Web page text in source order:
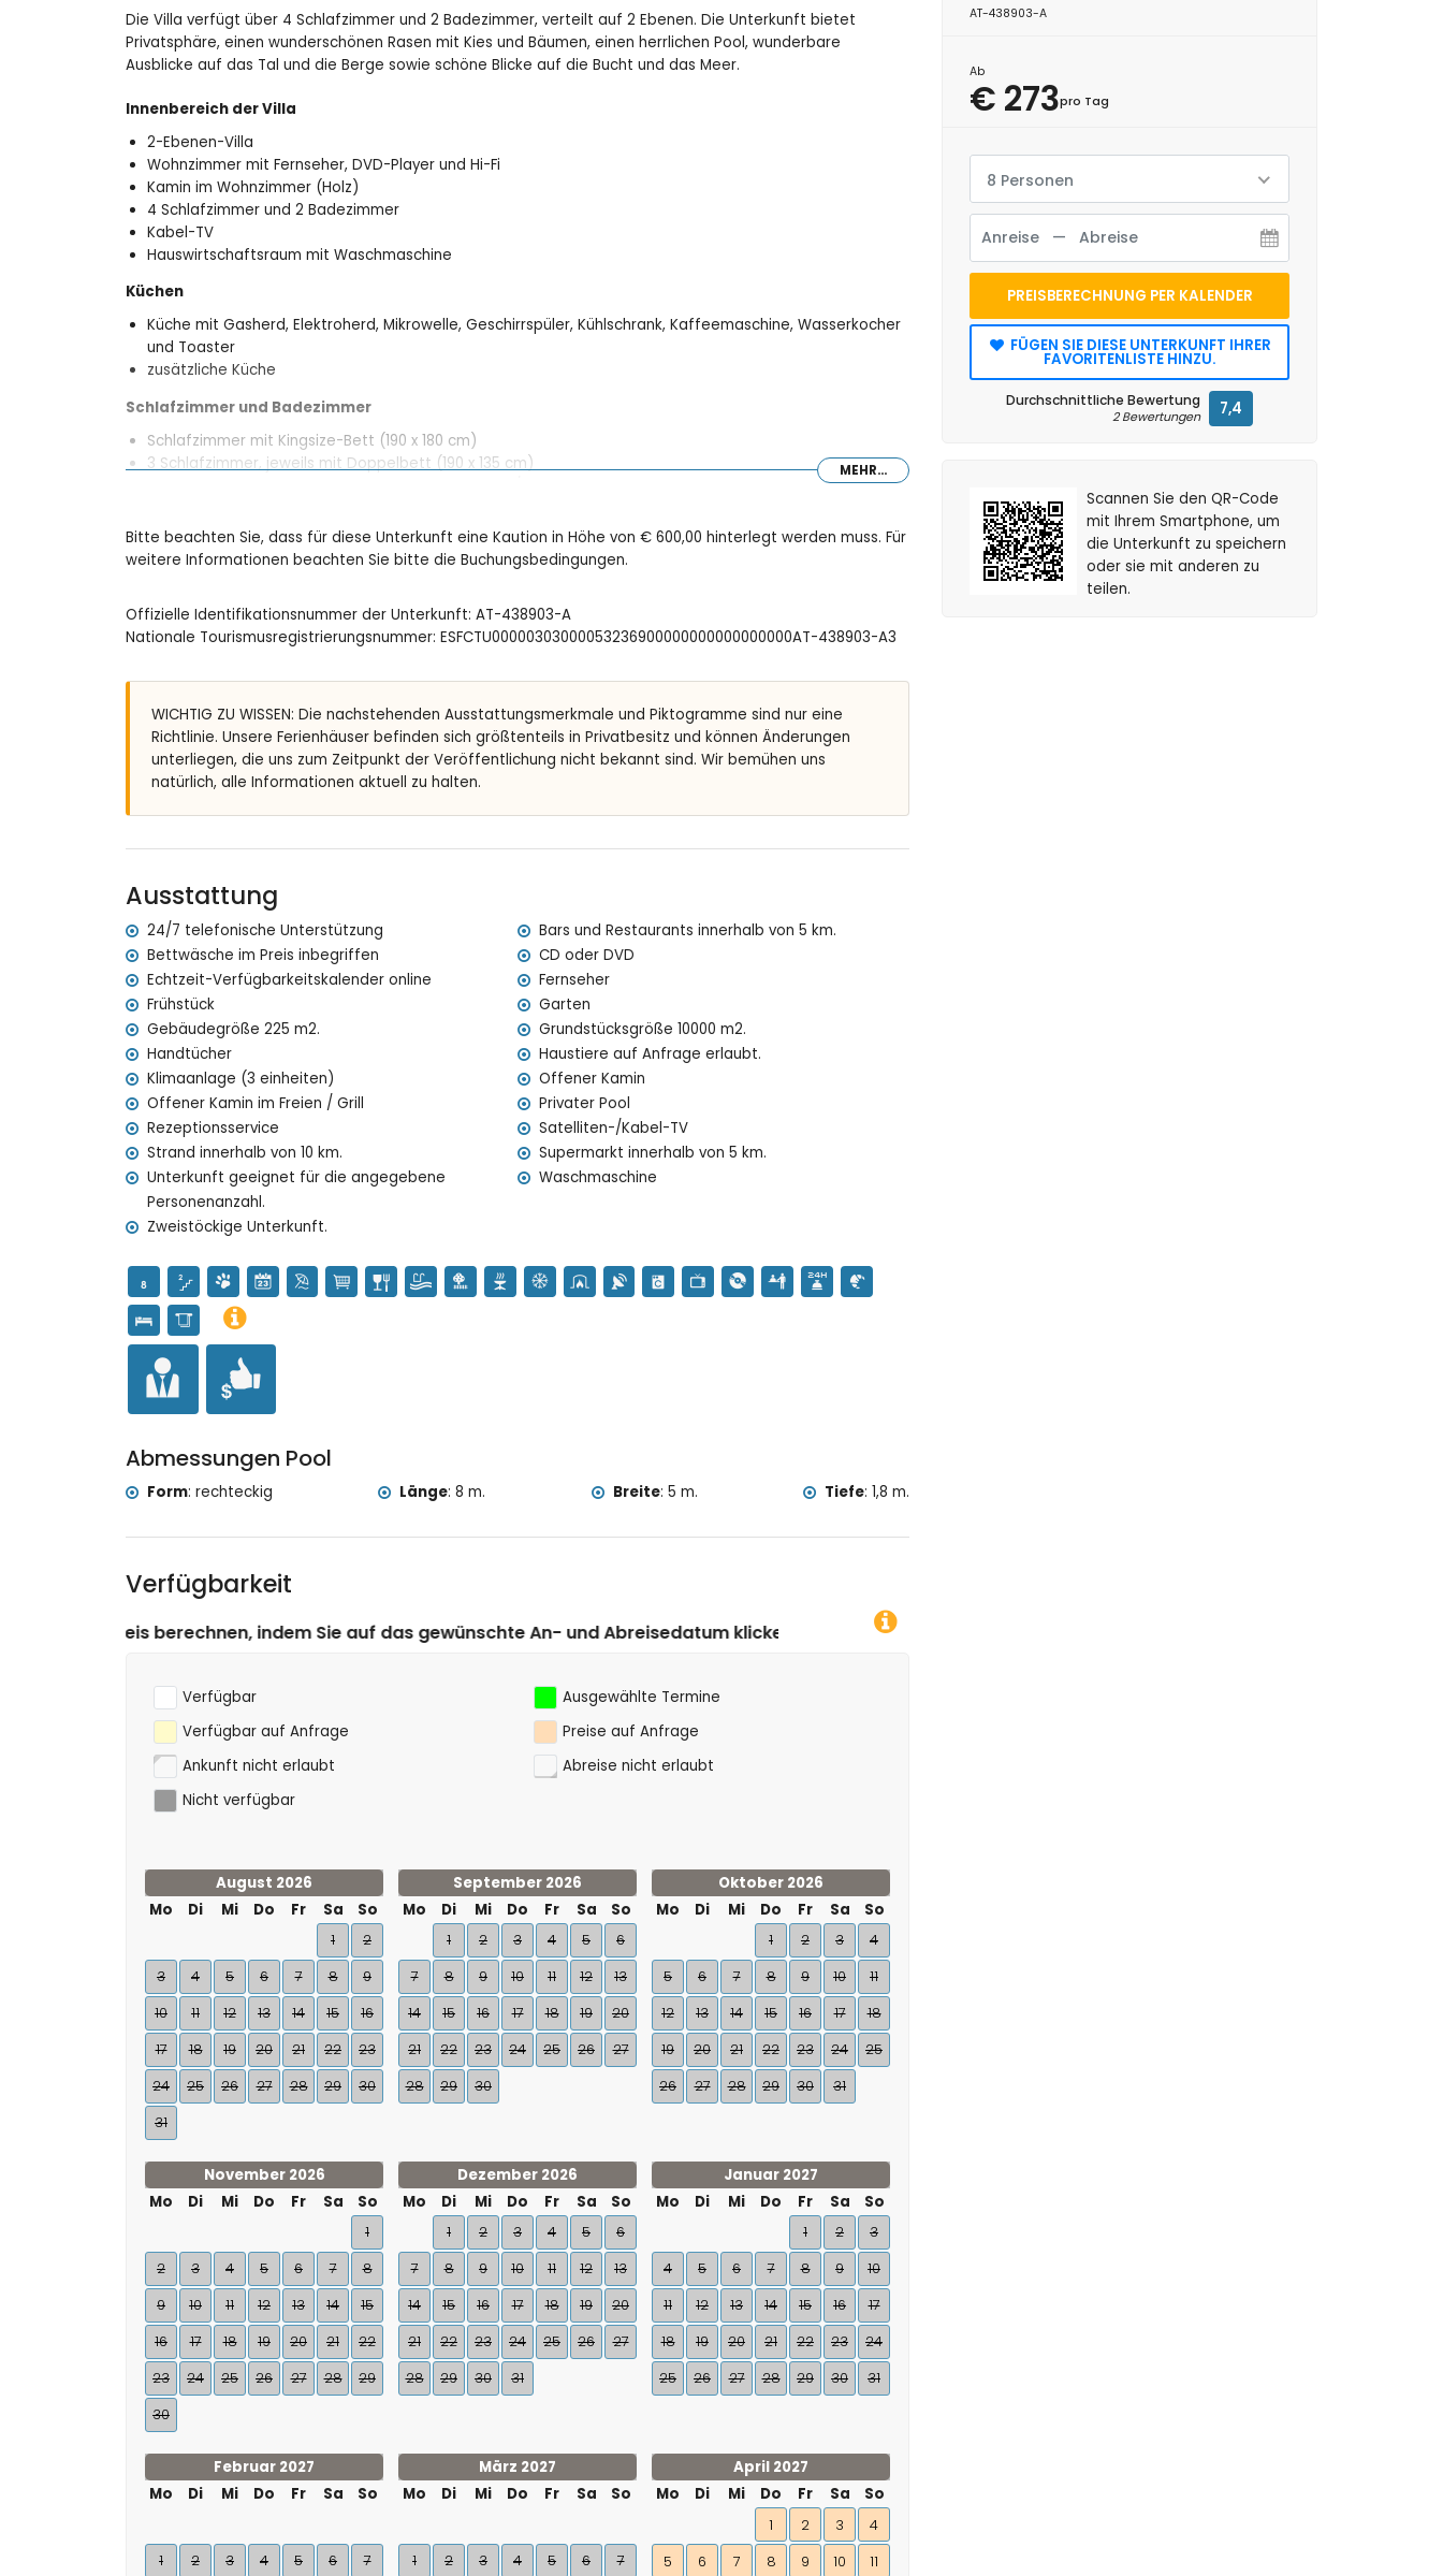
Die Villa verfügt über 4 Schlafzimmer und 2 Badezimmer, verteilt auf 2 Ebenen. Die Unterkunft bietet
Privatsphäre, einen wunderschönen Rasen mit Kies und Bäumen, einen herrlichen Pool, wunderbare
Ausblicke auf das Tal und die Berge sowie schöne Blicke auf die Bucht und das Meer.
Innenbereich der Villa
2-Ebenen-Villa
Wohnzimmer mit Fernseher, DVD-Player und Hi-Fi
Kamin im Wohnzimmer (Holz)
4 Schlafzimmer und 2 Badezimmer
Kabel-TV
Hauswirtschaftsraum mit Waschmaschine
Küchen
Küche mit Gasherd, Elektroherd, Mikrowelle, Geschirrspüler, Kühlschrank, Kaffeemaschine, Wasserkocher
und Toaster
zusätzliche Küche
Schlafzimmer und Badezimmer
Schlafzimmer mit Kingsize-Bett (190 x 180 cm)
3 Schlafzimmer, jeweils mit Doppelbett (190 x 135 cm)
großes Grundstück
3 Terrassen, von denen 2 überdacht sind
Außenküche und Grill
Weitere Informationen
nächste Stadt innerhalb von 5 Kilometern von der Villa
nächster Strand innerhalb von 10 Kilometern von der Villa
nächster Flughafen: Alicante (innerhalb von 100 Kilometern von der Villa)
Staubsauger sowie Bügeleisen und Bügelbrett
Bettwäsche und Handtücher
Empfangsservice und 24-Stunden-Notdienst
Ausstattung und Dienstleistungen gegen Aufpreis
Frühstück
mit Klimaanlage
Sportmöglichkeiten
Tennis und Golf (innerhalb von 10 Kilometern von der Villa)
MEHR...
Bitte beachten Sie, dass für diese Unterkunft eine Kaution in Höhe von € 600,00 hinterlegt werden muss. Für
weitere Informationen beachten Sie bitte die Buchungsbedingungen.
Offizielle Identifikationsnummer der Unterkunft: AT-438903-A
Nationale Tourismusregistrierungsnummer: ESFCTU00000303000053236900000000000000000AT-438903-A3
WICHTIG ZU WISSEN: Die nachstehenden Ausstattungsmerkmale und Piktogramme sind nur eine
Richtlinie. Unsere Ferienhäuser befinden sich größtenteils in Privatbesitz und können Änderungen
unterliegen, die uns zum Zeitpunkt der Veröffentlichung nicht bekannt sind. Wir bemühen uns
natürlich, alle Informationen aktuell zu halten.
Ausstattung
24/7 telefonische Unterstützung
Bars und Restaurants innerhalb von 5 km.
Bettwäsche im Preis inbegriffen
CD oder DVD
Echtzeit-Verfügbarkeitskalender online
Fernseher
Frühstück
Garten
Gebäudegröße 225 m2.
Grundstücksgröße 10000 m2.
Handtücher
Haustiere auf Anfrage erlaubt.
Klimaanlage (3 einheiten)
Offener Kamin
Offener Kamin im Freien / Grill
Privater Pool
Rezeptionsservice
Satelliten-/Kabel-TV
Strand innerhalb von 10 km.
Supermarkt innerhalb von 5 km.
Unterkunft geeignet für die angegebene
Personenanzahl.
Waschmaschine
Zweistöckige Unterkunft.
Abmessungen Pool
Form: rechteckig Länge:8 m. Breite: 5 m. Tiefe: 1,8 m.
Verfügbarkeit
indem Sie auf das gewünschte An- und Abreisedatum klicken!
Verfügbar
Ausgewählte Termine
Verfügbar auf Anfrage
Preise auf Anfrage
Ankunft nicht erlaubt
Abreise nicht erlaubt
Nicht verfügbar
August 2026
Mo
Di Mi Do Fr Sa So
1
2
3
4 5 6 7 8
9
10
11 12 13 14 15
16
17
18 19 20 21 22
23
24
25 26 27 28 29
30
31
September 2026
Mo
Di Mi Do Fr Sa So
1 2 3 4 5
6
7
8 9 10 11 12
13
14
15 16 17 18 19
20
21
22 23 24 25 26
27
28
29 30
Oktober 2026
Mo
Di Mi Do Fr Sa So
1 2 3
4
5
6 7 8 9 10
11
12
13 14 15 16 17
18
19
20 21 22 23 24
25
26
27 28 29 30 31
November 2026
Mo
Di Mi Do Fr Sa So
1
2
3 4 5 6 7
8
9
10 11 12 13 14
15
16
17 18 19 20 21
22
23
24 25 26 27 28
29
30
Dezember 2026
Mo
Di Mi Do Fr Sa So
1 2 3 4 5
6
7
8 9 10 11 12
13
14
15 16 17 18 19
20
21
22 23 24 25 26
27
28
29 30 31
Januar 2027
Mo
Di Mi Do Fr Sa So
1 2
3
4
5 6 7 8 9
10
11
12 13 14 15 16
17
18
19 20 21 22 23
24
25
26 27 28 29 30 31
Februar 2027
Mo
Di Mi Do Fr Sa So
1 2 3 4 5 6 7
März 2027
Mo
Di Mi Do Fr Sa So
1 2 3 4 5 6 7
April 2027
Mo
Di Mi Do Fr Sa So
1 2 3
4
5
6 7 8 9 10 11
AT-438903-A
Ab
€ 273pro Tag
8 Personen
PREISBERECHNUNG PER KALENDER
FÜGEN SIE DIESE UNTERKUNFT IHRER
FAVORITENLISTE HINZU.
Durchschnittliche Bewertung
2 Bewertungen 7,4
Scannen Sie den QR-Code
mit Ihrem Smartphone, um
die Unterkunft zu speichern
oder sie mit anderen zu
teilen.